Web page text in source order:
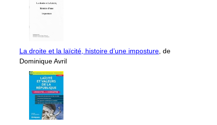
La droite et la laïcité, histoire d’une imposture , de
Dominique Avril